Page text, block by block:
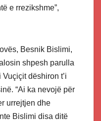
e rrezikshme”,
Besnik Bislimi,
shpesh parulla
dëshiron t’i
“Ai ka nevojë për
urrejtjen dhe
Bislimi disa ditë